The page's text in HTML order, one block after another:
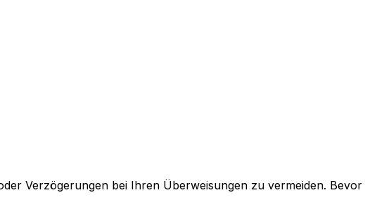
Verzögerungen bei Ihren Überweisungen zu vermeiden.